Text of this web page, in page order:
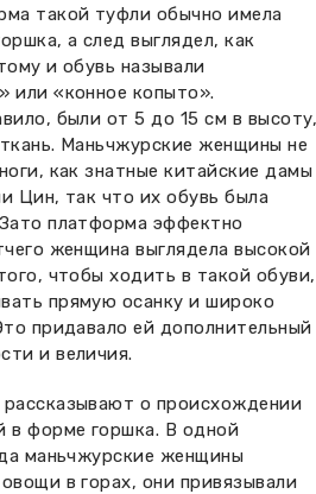
такой туфли обычно имела
а след выглядел, как
и обувь называли
или «конное копыто».
были от 5 до 15 см в
Маньчжурские женщины не
как знатные китайские дамы
Цин, так что их обувь была
платформа эффектно
женщина выглядела высокой
чтобы ходить в такой обуви,
прямую осанку и широко
придавало ей дополнительный
и величия.
о происхождении
в форме горшка. В одной
маньчжурские женщины
в горах, они привязывали